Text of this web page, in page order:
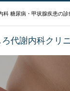
科 糖尿病・甲状腺疾患の
ろ代謝内科クリ